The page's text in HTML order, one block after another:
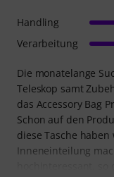
Die monatelange
Teleskop samt
das Accessory Bag
Schon auf den
diese Tasche
Inneneinteilung
Handling
Verarbeitung